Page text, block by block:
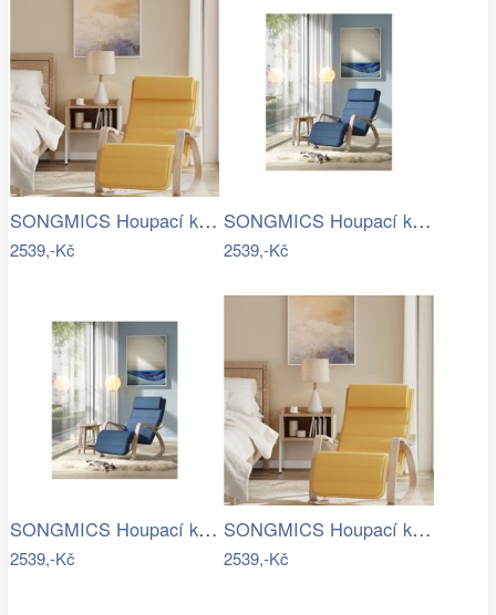
SONGMICS Houpací křeslo polstrované…
2539,-Kč
SONGMICS Houpací křeslo polstrované…
2539,-Kč
SONGMICS Houpací křeslo polstrované…
2539,-Kč
SONGMICS Houpací křeslo polstrované…
2539,-Kč